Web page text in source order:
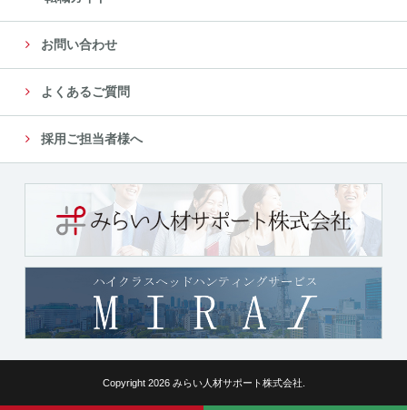
お問い合わせ
よくあるご質問
採用ご担当者様へ
Copyright 2026 みらい人材サポート株式会社.